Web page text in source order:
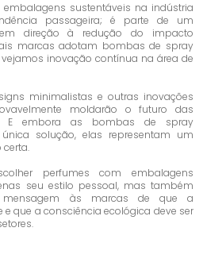
sustentáveis ​​na indústria
passageira; é parte de um
direção à redução do impacto
marcas adotam bombas de spray
inovação contínua na área de
minimalistas e outras inovações
moldarão o futuro das
E embora as bombas de spray
solução, elas representam um
perfumes com embalagens
seu estilo pessoal, mas também
mensagem às marcas de que a
que a consciência ecológica deve ser